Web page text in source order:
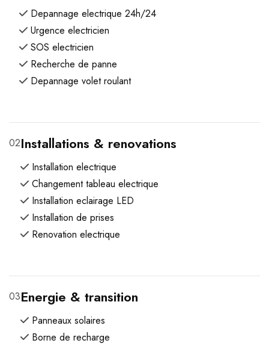
Depannage electrique 24h/24
Urgence electricien
SOS electricien
Recherche de panne
Depannage volet roulant
02Installations & renovations
Installation electrique
Changement tableau electrique
Installation eclairage LED
Installation de prises
Renovation electrique
03Energie & transition
Panneaux solaires
Borne de recharge